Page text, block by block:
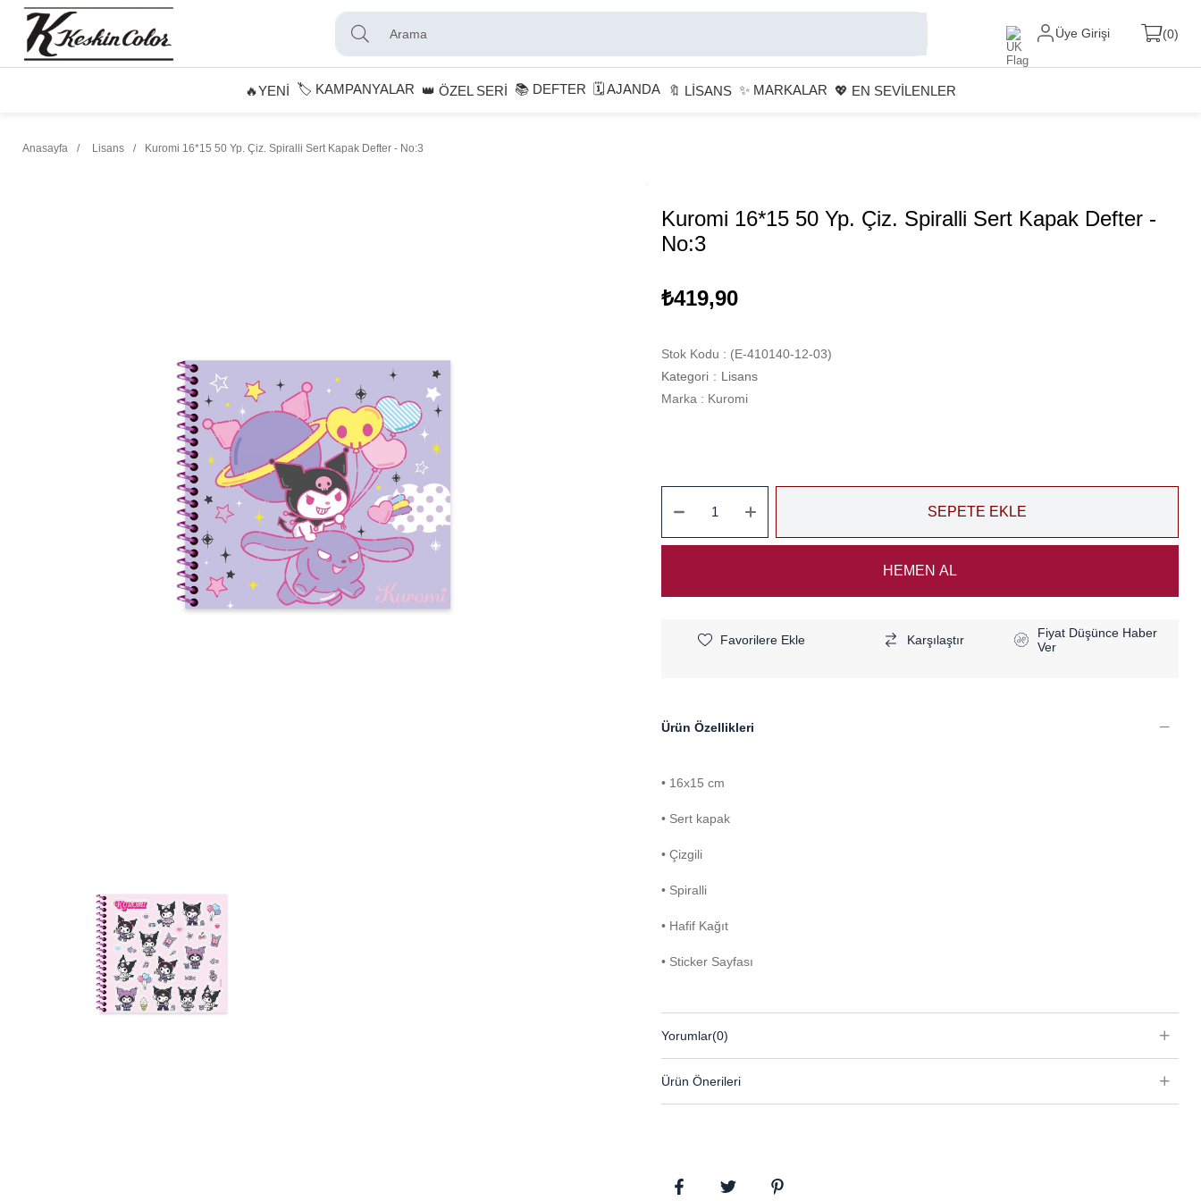
Üye Girişi 0
🔥YENİ 🏷️ KAMPANYALAR 👑 ÖZEL SERİ 📚 DEFTER 🗓 AJANDA 🔖 LİSANS ✨ MARKALAR 💖 EN SEVİLENLER
Anasayfa Lisans Kuromi 16*15 50 Yp. Çiz. Spiralli Sert Kapak Defter - No:3
Kuromi 16*15 50 Yp. Çiz. Spiralli Sert Kapak Defter -
No:3
₺419,90
Stok Kodu
(E-410140-12-03)
Kategori : Lisans
Marka : Kuromi
Favorilere Ekle Karşılaştır
Fiyat Düşünce Haber
Ver
Ürün Özellikleri
• 16x15 cm
• Sert kapak
• Çizgili
• Spiralli
• Hafif Kağıt
• Sticker Sayfası
Yorumlar(0)
Ürün Önerileri